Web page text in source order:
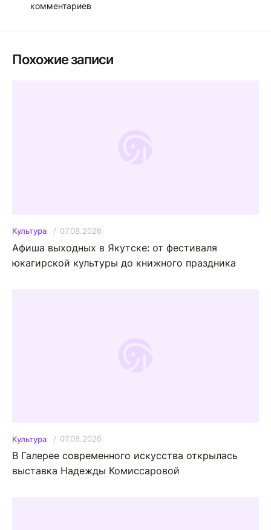
комментариев
Похожие записи
Культура 07.08.2026
Афиша выходных в Якутске: от фестиваля
юкагирской культуры до книжного праздника
Культура 07.08.2026
В Галерее современного искусства открылась
выставка Надежды Комиссаровой